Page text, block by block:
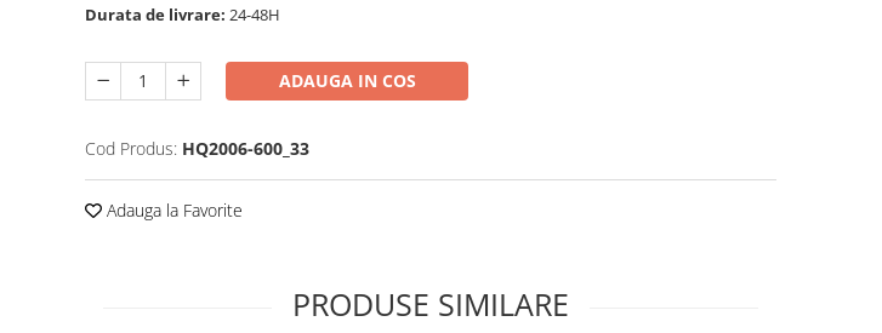
Durata de livrare: 24-48H
ADAUGA IN COS
Cod Produs: HQ2006-600_33
Adauga la Favorite
PRODUSE SIMILARE